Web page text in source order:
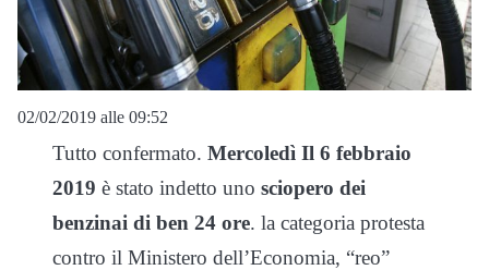
02/02/2019 alle 09:52
Tutto confermato. Mercoledì Il 6 febbraio
2019 è stato indetto uno sciopero dei
benzinai di ben 24 ore. la categoria protesta
contro il Ministero dell’Economia, “reo”